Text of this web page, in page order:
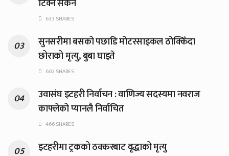
टिक्न सकेन
633 SHARES
सुनसरीमा बसको पछाडि मोटरसाइकल ठोक्किँदा
छोराको मृत्यु, बुबा घाइते
602 SHARES
उवासंघ इटहरी निर्वाचन : वाणिज्य सदस्यमा नवराज
काफ्लेको प्यानलै निर्वाचित
466 SHARES
इटहरीमा ट्रकको ठक्करबाट वृद्धाको मृत्यु